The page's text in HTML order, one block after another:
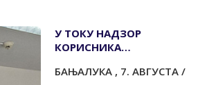
У ТОКУ НАДЗОР
КОРИСНИКА
УЛАГАЊА
БАЊАЛУКА , 7. АВГУСТА /